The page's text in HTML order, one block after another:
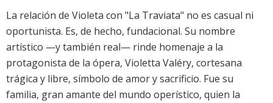
La relación de Violeta con "La Traviata" no es casual ni
oportunista. Es, de hecho, fundacional. Su nombre
artístico —y también real— rinde homenaje a la
protagonista de la ópera, Violetta Valéry, cortesana
trágica y libre, símbolo de amor y sacrificio. Fue su
familia, gran amante del mundo operístico, quien la